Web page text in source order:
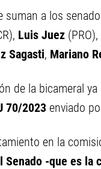
suman a los
Luis Juez (PRO),
Sagasti, Mariano
de la bicameral
70/2023 enviado
en la
Senado -que es la